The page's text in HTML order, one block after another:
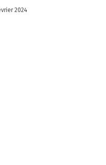
2024